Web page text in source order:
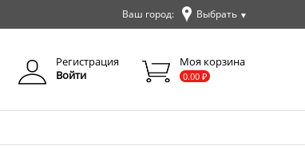
Ваш город: Выбрать ▼
Регистрация
Войти
Моя корзина
0.00 ₽